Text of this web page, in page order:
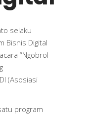
selaku
Bisnis Digital
“Ngobrol
(Asosiasi
program